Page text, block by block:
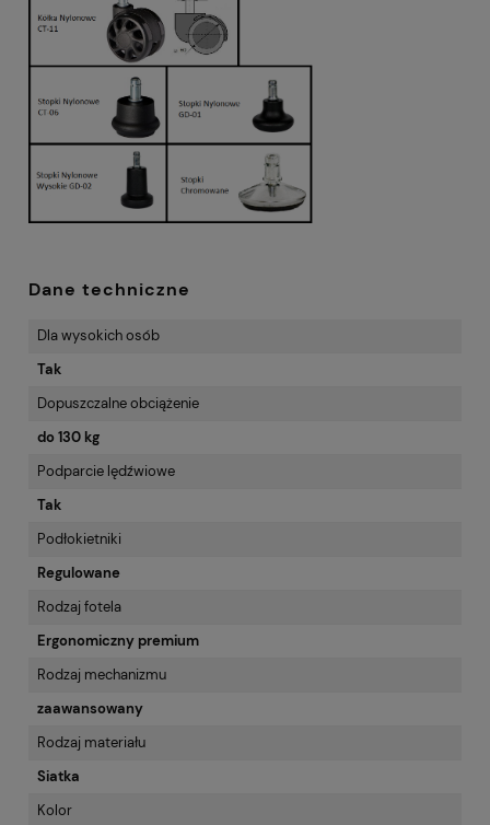
Dane techniczne
Dla wysokich osób
Tak
Dopuszczalne obciążenie
do 130 kg
Podparcie lędźwiowe
Tak
Podłokietniki
Regulowane
Rodzaj fotela
Ergonomiczny premium
Rodzaj mechanizmu
zaawansowany
Rodzaj materiału
Siatka
Kolor